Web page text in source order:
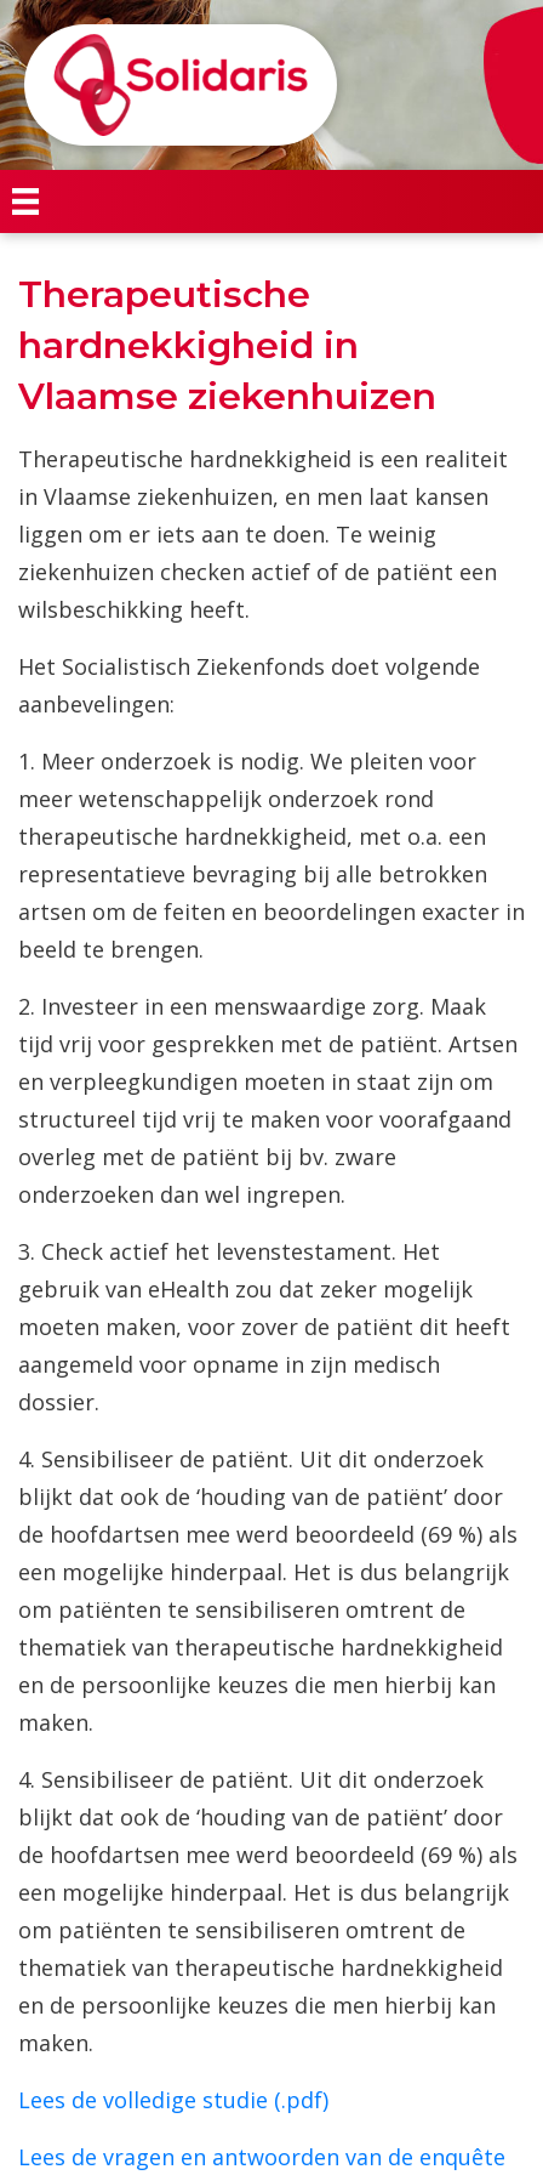
Therapeutische
hardnekkigheid in
Vlaamse ziekenhuizen
Therapeutische hardnekkigheid is een realiteit
in Vlaamse ziekenhuizen, en men laat kansen
liggen om er iets aan te doen. Te weinig
ziekenhuizen checken actief of de patiënt een
wilsbeschikking heeft.
Het Socialistisch Ziekenfonds doet volgende
aanbevelingen:
1. Meer onderzoek is nodig. We pleiten voor
meer wetenschappelijk onderzoek rond
therapeutische hardnekkigheid, met o.a. een
representatieve bevraging bij alle betrokken
artsen om de feiten en beoordelingen exacter in
beeld te brengen.
2. Investeer in een menswaardige zorg. Maak
tijd vrij voor gesprekken met de patiënt. Artsen
en verpleegkundigen moeten in staat zijn om
structureel tijd vrij te maken voor voorafgaand
overleg met de patiënt bij bv. zware
onderzoeken dan wel ingrepen.
3. Check actief het levenstestament. Het
gebruik van eHealth zou dat zeker mogelijk
moeten maken, voor zover de patiënt dit heeft
aangemeld voor opname in zijn medisch
dossier.
4. Sensibiliseer de patiënt. Uit dit onderzoek
blijkt dat ook de ‘houding van de patiënt’ door
de hoofdartsen mee werd beoordeeld (69 %) als
een mogelijke hinderpaal. Het is dus belangrijk
om patiënten te sensibiliseren omtrent de
thematiek van therapeutische hardnekkigheid
en de persoonlijke keuzes die men hierbij kan
maken.
4. Sensibiliseer de patiënt. Uit dit onderzoek
blijkt dat ook de ‘houding van de patiënt’ door
de hoofdartsen mee werd beoordeeld (69 %) als
een mogelijke hinderpaal. Het is dus belangrijk
om patiënten te sensibiliseren omtrent de
thematiek van therapeutische hardnekkigheid
en de persoonlijke keuzes die men hierbij kan
maken.
Lees de volledige studie (.pdf)
Lees de vragen en antwoorden van de enquête